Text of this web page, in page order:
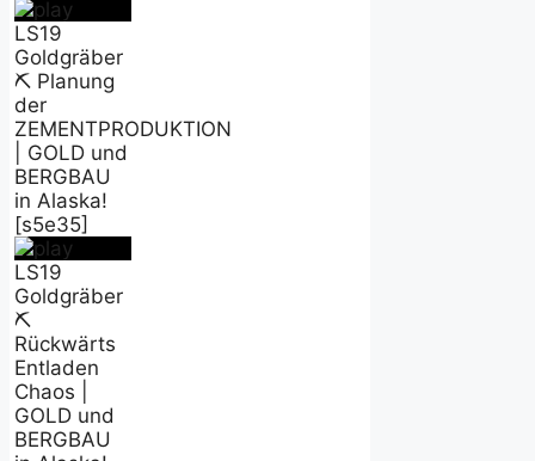
LS19
Goldgräber
⛏️ Planung
der
ZEMENTPRODUKTION
| GOLD und
BERGBAU
in Alaska!
[s5e35]
LS19
Goldgräber
⛏️
Rückwärts
Entladen
Chaos |
GOLD und
BERGBAU